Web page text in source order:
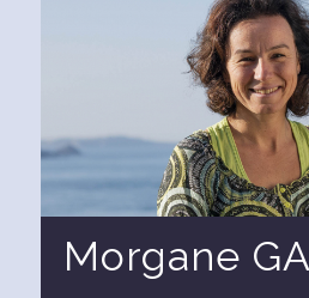
Morgane